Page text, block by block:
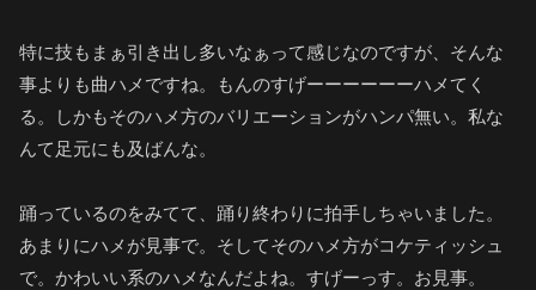
特に技もまぁ引き出し多いなぁって感じなのですが、そんな
事よりも曲ハメですね。もんのすげーーーーーーハメてく
る。しかもそのハメ方のバリエーションがハンパ無い。私な
んて足元にも及ばんな。
踊っているのをみてて、踊り終わりに拍手しちゃいました。
あまりにハメが見事で。そしてそのハメ方がコケティッシュ
で。かわいい系のハメなんだよね。すげーっす。お見事。